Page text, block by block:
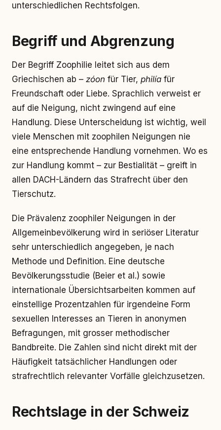
unterschiedlichen Rechtsfolgen.
Begriff und Abgrenzung
Der Begriff Zoophilie leitet sich aus dem
Griechischen ab – zóon für Tier, philía für
Freundschaft oder Liebe. Sprachlich verweist er
auf die Neigung, nicht zwingend auf eine
Handlung. Diese Unterscheidung ist wichtig, weil
viele Menschen mit zoophilen Neigungen nie
eine entsprechende Handlung vornehmen. Wo es
zur Handlung kommt – zur Bestialität – greift in
allen DACH-Ländern das Strafrecht über den
Tierschutz.
Die Prävalenz zoophiler Neigungen in der
Allgemeinbevölkerung wird in seriöser Literatur
sehr unterschiedlich angegeben, je nach
Methode und Definition. Eine deutsche
Bevölkerungsstudie (Beier et al.) sowie
internationale Übersichtsarbeiten kommen auf
einstellige Prozentzahlen für irgendeine Form
sexuellen Interesses an Tieren in anonymen
Befragungen, mit grosser methodischer
Bandbreite. Die Zahlen sind nicht direkt mit der
Häufigkeit tatsächlicher Handlungen oder
strafrechtlich relevanter Vorfälle gleichzusetzen.
Rechtslage in der Schweiz